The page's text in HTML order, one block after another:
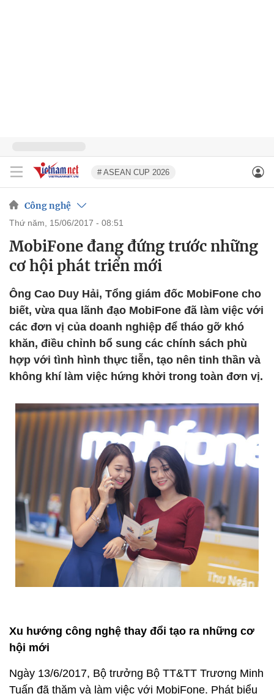
# ASEAN CUP 2026
Công nghệ
thứ năm, 15/06/2017 - 08:51
MobiFone đang đứng trước những
cơ hội phát triển mới
Ông Cao Duy Hải, Tổng giám đốc MobiFone cho
biết, vừa qua lãnh đạo MobiFone đã làm việc với
các đơn vị của doanh nghiệp để tháo gỡ khó
khăn, điều chỉnh bổ sung các chính sách phù
hợp với tình hình thực tiễn, tạo nên tinh thần và
không khí làm việc hứng khởi trong toàn đơn vị.
Xu hướng công nghệ thay đổi tạo ra những cơ
hội mới
Ngày 13/6/2017, Bộ trưởng Bộ TT&TT Trương Minh
Tuấn đã thăm và làm việc với MobiFone. Phát biểu